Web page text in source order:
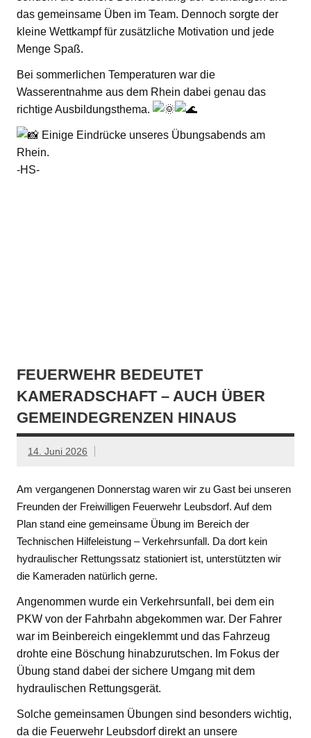
das gemeinsame Üben im Team. Dennoch sorgte der
kleine Wettkampf für zusätzliche Motivation und jede
Menge Spaß.
Bei sommerlichen Temperaturen war die
Wasserentnahme aus dem Rhein dabei genau das
richtige Ausbildungsthema.
Einige Eindrücke unseres Übungsabends am
Rhein.
-HS-
FEUERWEHR BEDEUTET
KAMERADSCHAFT – AUCH ÜBER
GEMEINDEGRENZEN HINAUS
14. Juni 2026
Am vergangenen Donnerstag waren wir zu Gast bei unseren
Freunden der Freiwilligen Feuerwehr Leubsdorf. Auf dem
Plan stand eine gemeinsame Übung im Bereich der
Technischen Hilfeleistung – Verkehrsunfall. Da dort kein
hydraulischer Rettungssatz stationiert ist, unterstützten wir
die Kameraden natürlich gerne.
Angenommen wurde ein Verkehrsunfall, bei dem ein
PKW von der Fahrbahn abgekommen war. Der Fahrer
war im Beinbereich eingeklemmt und das Fahrzeug
drohte eine Böschung hinabzurutschen. Im Fokus der
Übung stand dabei der sichere Umgang mit dem
hydraulischen Rettungsgerät.
Solche gemeinsamen Übungen sind besonders wichtig,
da die Feuerwehr Leubsdorf direkt an unsere